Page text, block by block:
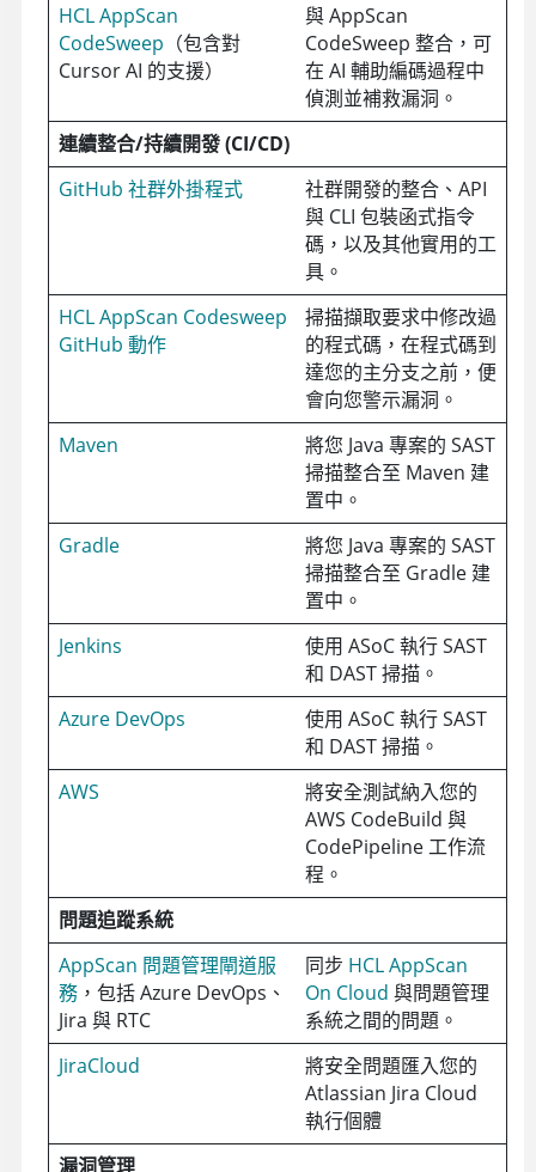
HCL AppScan
CodeSweep （包含對
Cursor AI 的支援）
與 AppScan
CodeSweep 整合，可
在 AI 輔助編碼過程中
偵測並補救漏洞。
連續整合/持續開發 (CI/CD)
GitHub 社群外掛程式
社群開發的整合、API
與 CLI 包裝函式指令
碼，以及其他實用的工
具。
HCL AppScan Codesweep
GitHub 動作
掃描擷取要求中修改過
的程式碼，在程式碼到
達您的主分支之前，便
會向您警示漏洞。
Maven
將您 Java 專案的 SAST
掃描整合至 Maven 建
置中。
Gradle
將您 Java 專案的 SAST
掃描整合至 Gradle 建
置中。
Jenkins
使用 ASoC執行 SAST
和 DAST 掃描。
Azure DevOps
使用 ASoC執行 SAST
和 DAST 掃描。
AWS
將安全測試納入您的
AWS CodeBuild 與
CodePipeline 工作流
程。
問題追蹤系統
AppScan 問題管理閘道服
務，包括 Azure DevOps、
Jira 與 RTC
同步 HCL AppScan
On Cloud 與問題管理
系統之間的問題。
JiraCloud
將安全問題匯入您的
Atlassian Jira Cloud
執行個體
漏洞管理